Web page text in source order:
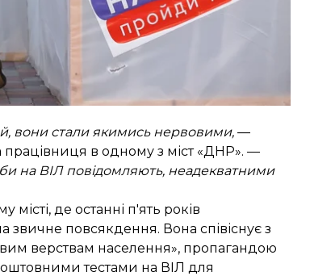
вони стали якимись нервовими, —
в одному з міст «ДНР». —
на ВІЛ повідомляють, неадекватними
де останні п'ять років
звичне повсякдення. Вона співіснує з
верствам населення», пропагандою
тестами на ВІЛ для